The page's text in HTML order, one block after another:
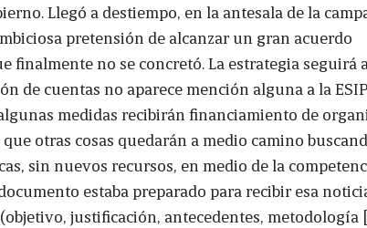
Llegó a destiempo, en la antesala de la
pretensión de alcanzar un gran acuerdo
finalmente no se concretó. La estrategia seguirá
de cuentas no aparece mención alguna a la
medidas recibirán financiamiento de
otras cosas quedarán a medio camino
sin nuevos recursos, en medio de la
estaba preparado para recibir esa
justificación, antecedentes, metodología